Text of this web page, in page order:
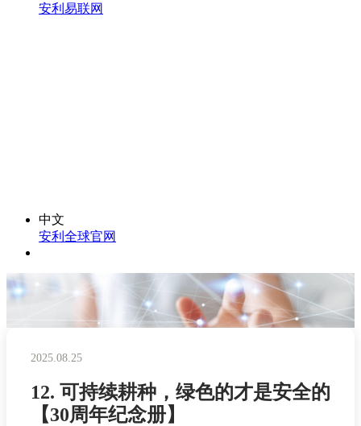
安利易联网
中文
安利全球官网
2025.08.25
12. 可持续耕种，绿色的才是安全的
【30周年纪念册】